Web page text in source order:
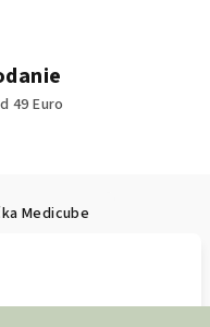
49 Euro
Medicube